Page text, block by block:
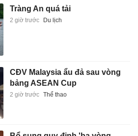
Tràng An quá tải
2 giờ trước Du lịch
CĐV Malaysia ẩu đả sau vòng
bảng ASEAN Cup
2 giờ trước Thể thao